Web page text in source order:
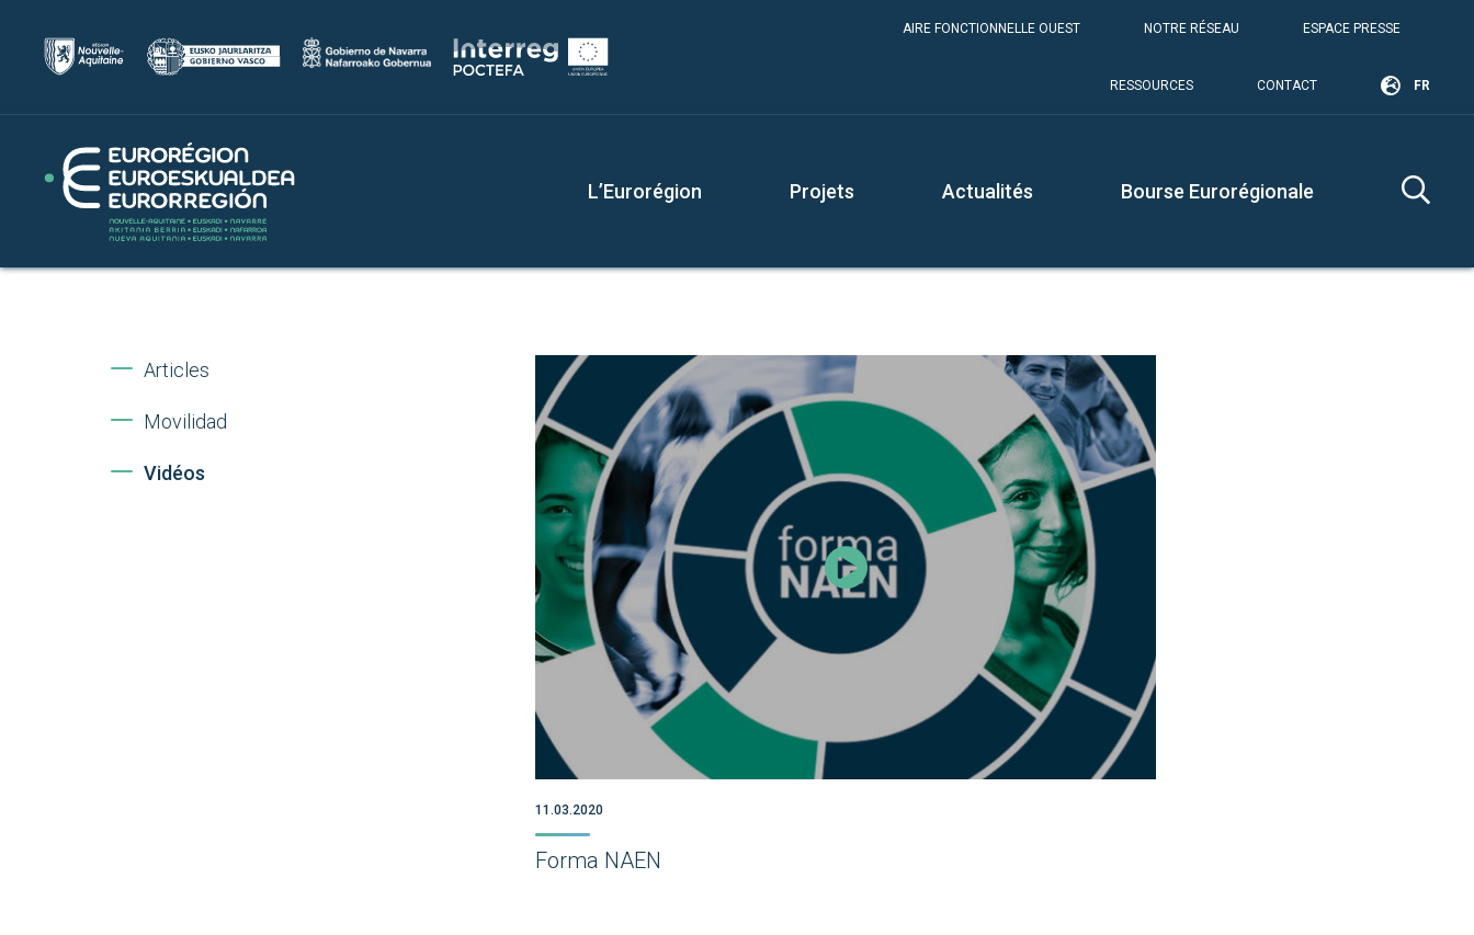
AIRE FONCTIONNELLE OUEST NOTRE RÉSEAU ESPACE PRESSE
RESSOURCES CONTACT FR
L’Eurorégion Projets Actualités Bourse Eurorégionale
Articles
Movilidad
Vidéos
11.03.2020
Forma NAEN